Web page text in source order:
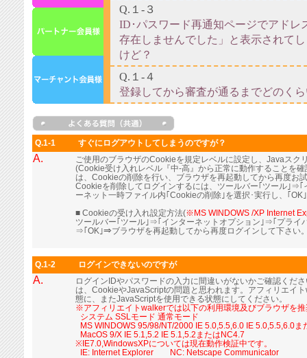
Q.1-1 すぐにログアウトしてしまうのですが？
A.
ご使用のブラウザのCookieを規定レベルに設定し、Javaスク
(Cookie受け入れレベル『中-高』から正常に動作することを
は、Cookieの削除を行い、ブラウザを再起動してから再度お
Cookieを削除してログインするには、ツールバー｢ツール｣⇒
ーネット一時ファイル内｢Cookieの削除｣を選択･実行し、｢
■ Cookieの受け入れ設定方法(※MS WINDOWS /XP Internet
ツールバー｢ツール｣⇒｢インターネットオプション｣⇒｢プライ
⇒｢OK｣⇒ブラウザを再起動してから再度ログインして下さい
Q.1-2 ログインできないのですが
A.
ログインIDやパスワードの入力に間違いがないかご確認くだ
は、CookieやJavaScriptの問題と思われます。アフィリエイ
態に、またJavaScriptを使用できる状態にしてください。
※アフィリエイトwalkerでは以下の利用環境及びブラウザを
システム SSLモード 通常モード
MS WINDOWS 95/98/NT/2000 IE 5.0,5.5,6.0 IE 5.0,5.5,6.0ま
MacOS 9/X IE 5.1,5.2 IE 5.1,5.2またはNC4.7
※IE7.0,WindowsXPについては現在動作検証中です。
IE: Internet Explorer NC: Netscape Communicator